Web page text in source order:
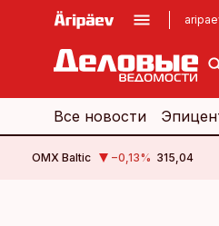
kinnisvarauudised.ee
logistikauudised.ee
Все новости
OMX Baltic −0,13% 315,04